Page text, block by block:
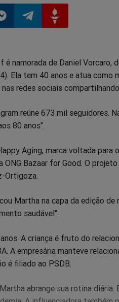
no
Telegram
no
Gettr
é namorada de Daniel Vorcaro,
Ela tem 40 anos e atua como
redes sociais
reúne 673 mil seguidores.
80 anos".
Aging, marca voltada para
ONG Bazaar for Good. O
Ortigoza.
Martha na capa da edição de
saudável".
A criança é fruto do
A empresária manteve
é filiado ao PSDB.
abrange sua rotina diária.